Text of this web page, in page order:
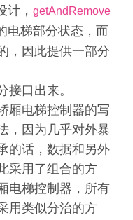
计，getAndRemove
电梯部分状态，而
，因此提供一部分
接口出来。
厢电梯控制器的写
，因为几乎对外暴
的话，数据和另外
采用了组合的方
电梯控制器，所有
用类似分治的方